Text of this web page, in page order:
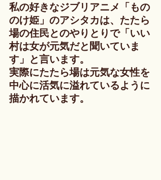
私の好きなジブリアニメ「もの
のけ姫」のアシタカは、たたら
場の住民とのやりとりで「いい
村は女が元気だと聞いていま
す」と言います。
実際にたたら場は元気な女性を
中心に活気に溢れているように
描かれています。